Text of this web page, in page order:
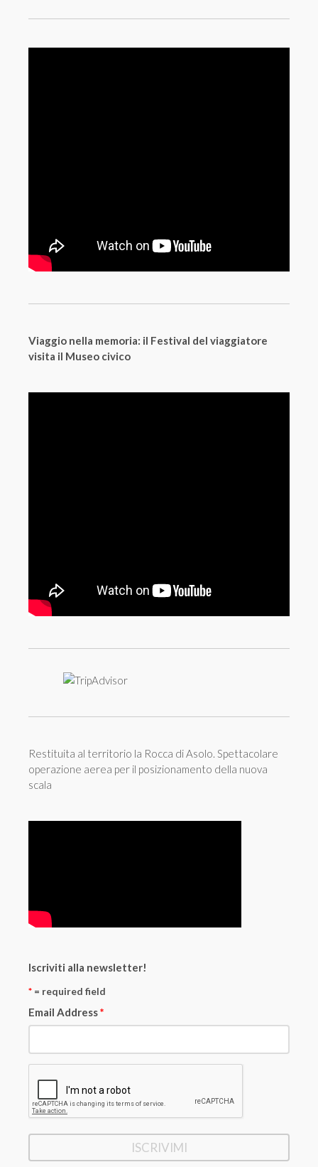
Viaggio nella memoria: il Festival del viaggiatore
visita il Museo civico
Restituita al territorio la Rocca di Asolo. Spettacolare
operazione aerea per il posizionamento della nuova
scala
Iscriviti alla newsletter!
* = required field
Email Address*